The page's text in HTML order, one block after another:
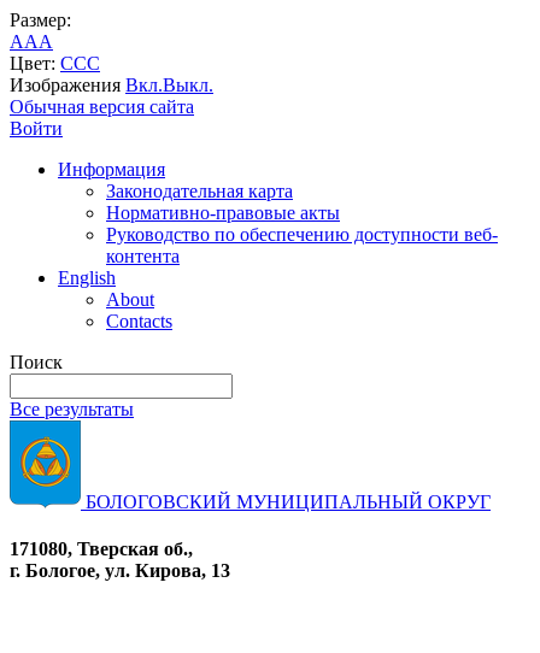
Размер:
AAA
Цвет: CCC
Изображения Вкл.Выкл.
Обычная версия сайта
Войти
Информация
Законодательная карта
Нормативно-правовые акты
Руководство по обеспечению доступности веб-
контента
English
About
Contacts
Поиск
Все результаты
БОЛОГОВСКИЙ МУНИЦИПАЛЬНЫЙ ОКРУГ
171080, Тверская об.,
г. Бологое, ул. Кирова, 13